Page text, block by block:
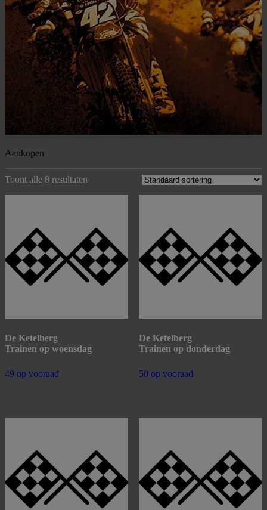
Aankopen
Toont alle 8 resultaten
De Ketelberg
Trainen op woensdag
49 op vooraad
De Ketelberg
Trainen op donderdag
50 op vooraad